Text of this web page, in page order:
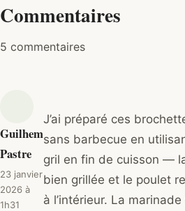
Commentaires
5 commentaires
Guilhem
Pastre
23 janvier
2026 à
1h31
J’ai préparé ces
sans barbecue en
gril en fin de cuisson —
bien grillée et le poulet
à l’intérieur. La